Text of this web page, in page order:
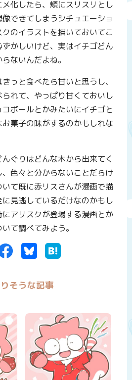
化したら、頬にスリスリとし
できてしまうシチュエーショ
のイラストを描いておいてこ
かしいけど、実はイチゴどん
ないんだよね。
っと食べたら甘いと思うし、
れて、やっぱり甘くておいし
ボールとかみたいにイチゴと
菓子の味がするのかもしれな
ぐりはどんな木から出来てく
色々と分からないことだらけ
て既に赤リスさんが漫画で描
見逃しているだけなのかもし
アリスクが登場する漫画とか
て調べてみよう。
FacebookBluesky
そうな記事